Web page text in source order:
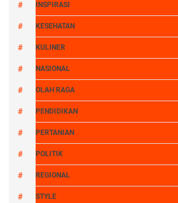
INSPIRASI
KESEHATAN
KULINER
NASIONAL
OLAH RAGA
PENDIDIKAN
PERTANIAN
POLITIK
REGIONAL
STYLE